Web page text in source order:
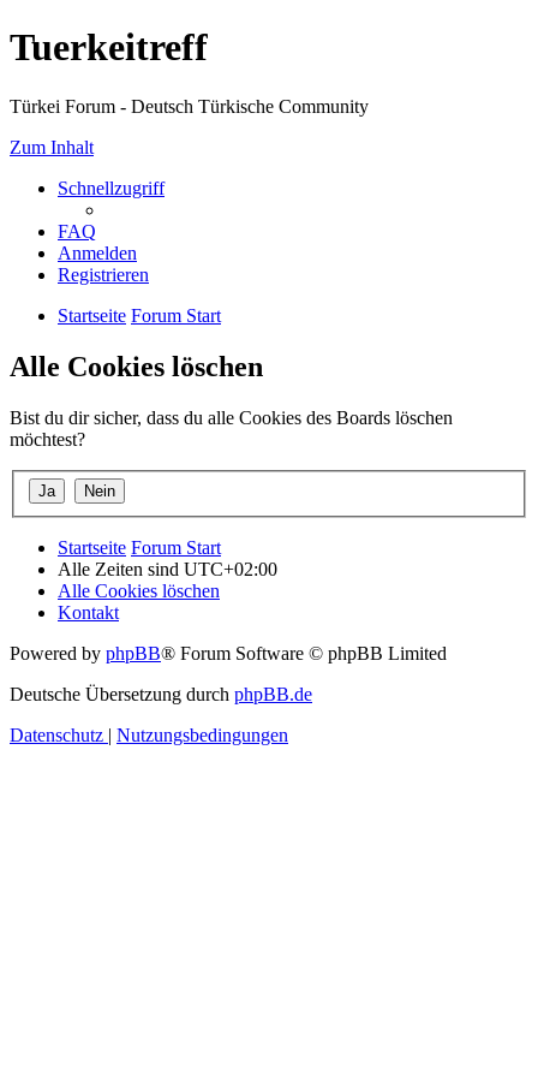
Tuerkeitreff
Türkei Forum - Deutsch Türkische Community
Zum Inhalt
Schnellzugriff
FAQ
Anmelden
Registrieren
Startseite Forum Start
Alle Cookies löschen
Bist du dir sicher, dass du alle Cookies des Boards löschen
möchtest?
Startseite Forum Start
Alle Zeiten sind UTC+02:00
Alle Cookies löschen
Kontakt
Powered by phpBB® Forum Software © phpBB Limited
Deutsche Übersetzung durch phpBB.de
Datenschutz | Nutzungsbedingungen